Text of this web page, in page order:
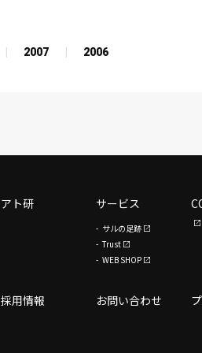
2007 2006
アト研 サービス
サルの足跡
Trust
WEB SHOP
採用情報 お問い合わせ